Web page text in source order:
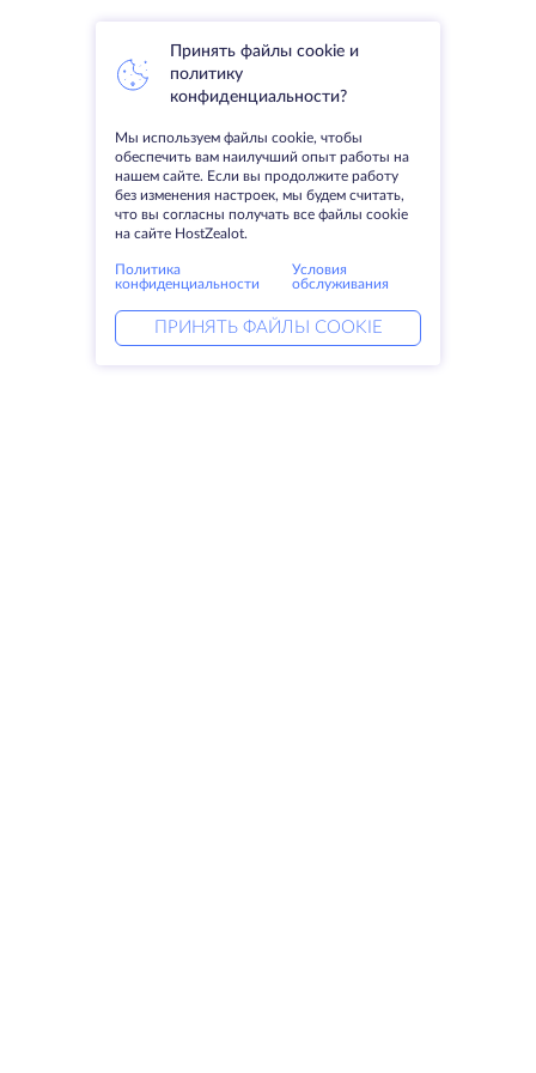
Принять файлы cookie и
политику
конфиденциальности?
Мы используем файлы cookie, чтобы
обеспечить вам наилучший опыт работы на
нашем сайте. Если вы продолжите работу
без изменения настроек, мы будем считать,
что вы согласны получать все файлы cookie
на сайте HostZealot.
Политика
конфиденциальности
Условия
обслуживания
ПРИНЯТЬ ФАЙЛЫ COOKIE